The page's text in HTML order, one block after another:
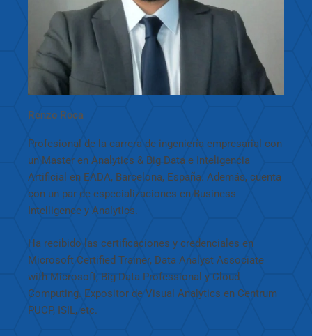
Renzo Roca
Profesional de la carrera de ingeniería empresarial con
un Master en Analytics & Big Data e Inteligencia
Artificial en EADA, Barcelona, España. Además, cuenta
con un par de especializaciones en Business
Intelligence y Analytics.
Ha recibido las certificaciones y credenciales en
Microsoft Certified Trainer, Data Analyst Associate
with Microsoft, Big Data Professional y Cloud
Computing. Expositor de Visual Analytics en Centrum
PUCP, ISIL, etc.